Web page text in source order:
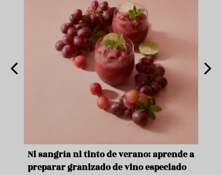
Ni sangría ni tinto de verano: aprende a
preparar granizado de vino especiado